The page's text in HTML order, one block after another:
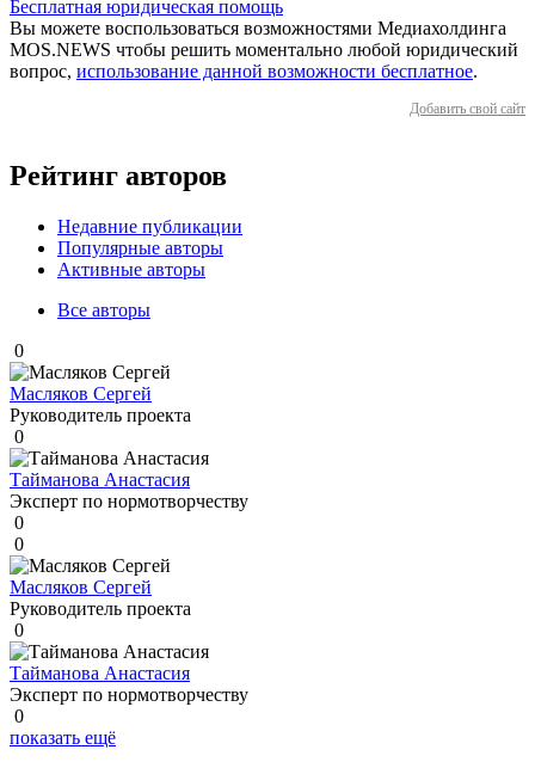
Бесплатная юридическая помощь
Вы можете воспользоваться возможностями Медиахолдинга
MOS.NEWS чтобы решить моментально любой юридический
вопрос, использование данной возможности бесплатное.
Добавить свой сайт
Рейтинг авторов
Недавние публикации
Популярные авторы
Активные авторы
Все авторы
0
Масляков Сергей
Руководитель проекта
0
Тайманова Анастасия
Эксперт по нормотворчеству
0
0
Масляков Сергей
Руководитель проекта
0
Тайманова Анастасия
Эксперт по нормотворчеству
0
показать ещё